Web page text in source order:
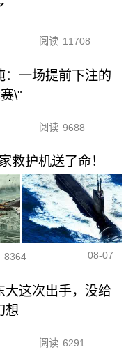
阅读 11708
：一场提前下注的
\"
阅读 9688
救护机送了命！
8364 08-07
大这次出手，没给
想
阅读 6291